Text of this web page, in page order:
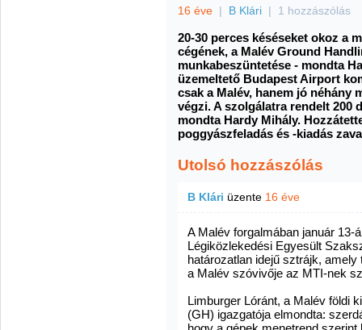
16 éve | B Klári | 1 hozzászólás
20-30 perces késéseket okoz a
cégének, a Malév Ground
munkabeszüntetése - mondta
üzemeltető Budapest Airport
csak a Malév, hanem jó néhány
végzi. A szolgálatra rendelt 200
mondta Hardy Mihály.
poggyászfeladás és -kiadás
Utolsó hozzászólás
B Klári üzente 16 éve
A Malév forgalmában január 13-
Légiközlekedési Egyesült
határozatlan idejű sztrájk,
a Malév szóvivője az MTI-nek
Limburger Lóránt, a Malév földi
(GH) igazgatója elmondta: